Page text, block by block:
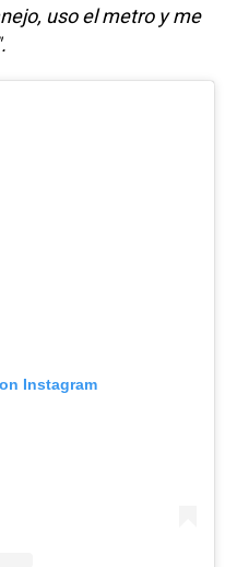
uso el metro y me
Instagram